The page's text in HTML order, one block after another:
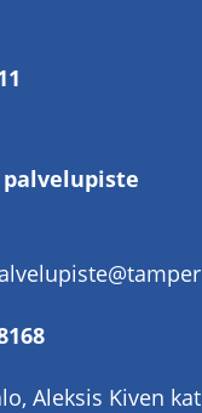
Aleksis Kiven